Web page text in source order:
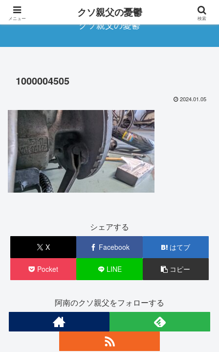
クソ親父の憂鬱
1000004505
2024.01.05
シェアする
X Facebook はてブ
Pocket LINE コピー
阿南のクソ親父をフォローする
メニュー クソ親父の憂鬱 検索